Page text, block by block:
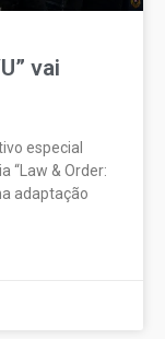
vai
especial
“Law & Order:
adaptação